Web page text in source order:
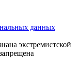
данных
экстремистской